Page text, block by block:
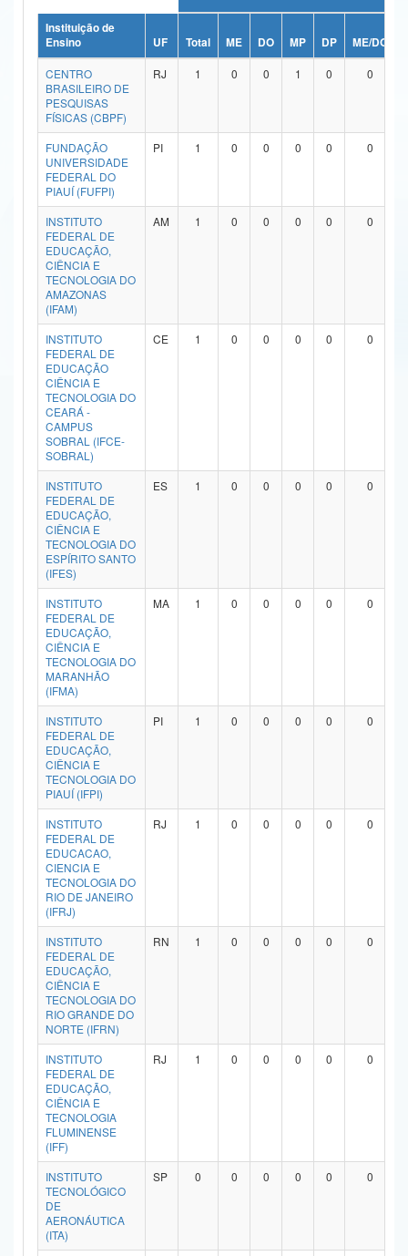
Ministério da Ciência, Tecnologia, Inovações e Comunicações
Ministério do Meio Ambiente
Ministério do Turismo
Ministério do Desenvolvimento Regional
Controladoria-Geral da União
Ministério da Mulher, da Família e dos Direitos Humanos
Secretaria-Geral
Secretaria de Governo
Gabinete de Segurança Institucional
Advocacia-Geral da União
Banco Central do Brasil
Instituição de
Ensino
UF Total ME DO MP DP ME/DO
CENTRO
BRASILEIRO DE
PESQUISAS
FÍSICAS (CBPF)
RJ 1 0 0 1 0 0
FUNDAÇÃO
UNIVERSIDADE
FEDERAL DO
PIAUÍ (FUFPI)
PI 1 0 0 0 0 0
INSTITUTO
FEDERAL DE
EDUCAÇÃO,
CIÊNCIA E
TECNOLOGIA DO
AMAZONAS
(IFAM)
AM 1 0 0 0 0 0
INSTITUTO
FEDERAL DE
EDUCAÇÃO
CIÊNCIA E
TECNOLOGIA DO
CEARÁ -
CAMPUS
SOBRAL (IFCE-
SOBRAL)
CE 1 0 0 0 0 0
INSTITUTO
FEDERAL DE
EDUCAÇÃO,
CIÊNCIA E
TECNOLOGIA DO
ESPÍRITO SANTO
(IFES)
ES 1 0 0 0 0 0
INSTITUTO
FEDERAL DE
EDUCAÇÃO,
CIÊNCIA E
TECNOLOGIA DO
MARANHÃO
(IFMA)
MA 1 0 0 0 0 0
INSTITUTO
FEDERAL DE
EDUCAÇÃO,
CIÊNCIA E
TECNOLOGIA DO
PIAUÍ (IFPI)
PI 1 0 0 0 0 0
INSTITUTO
FEDERAL DE
EDUCACAO,
CIENCIA E
TECNOLOGIA DO
RIO DE JANEIRO
(IFRJ)
RJ 1 0 0 0 0 0
INSTITUTO
FEDERAL DE
EDUCAÇÃO,
CIÊNCIA E
TECNOLOGIA DO
RIO GRANDE DO
NORTE (IFRN)
RN 1 0 0 0 0 0
INSTITUTO
FEDERAL DE
EDUCAÇÃO,
CIÊNCIA E
TECNOLOGIA
FLUMINENSE
(IFF)
RJ 1 0 0 0 0 0
INSTITUTO
TECNOLÓGICO
DE
AERONÁUTICA
(ITA)
SP 0 0 0 0 0 0